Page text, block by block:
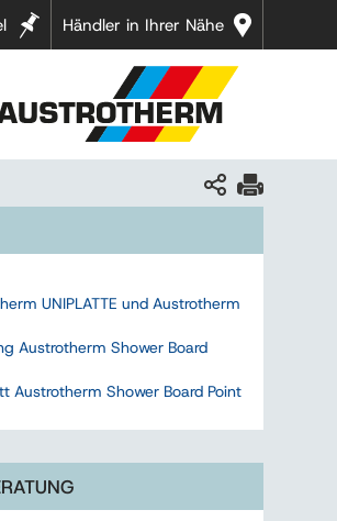
Händler in Ihrer Nähe
UNIPLATTE und Austrotherm
Austrotherm Shower Board
Austrotherm Shower Board Point